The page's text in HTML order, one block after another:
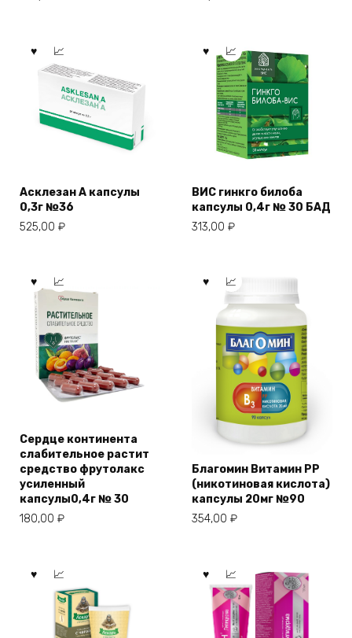
Асклезан А капсулы
0,3г №36
525,00 ₽
ВИС гинкго билоба
капсулы 0,4г № 30 БАД
313,00 ₽
Сердце континента
слабительное растит
средство фрутолакс
усиленный
капсулы0,4г № 30
180,00 ₽
Благомин Витамин PP
(никотиновая кислота)
капсулы 20мг №90
354,00 ₽